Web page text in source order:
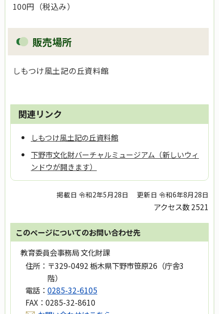
100円（税込み）
販売場所
しもつけ風土記の丘資料館
関連リンク
しもつけ風土記の丘資料館
下野市文化財バーチャルミュージアム（新しいウィ
ンドウが開きます）
掲載日 令和2年5月28日 更新日 令和6年8月28日
アクセス数2521
このページについてのお問い合わせ先
教育委員会事務局 文化財課
住所： 〒329-0492 栃木県下野市笹原26（庁舎3
階）
電話： 0285-32-6105
FAX： 0285-32-8610